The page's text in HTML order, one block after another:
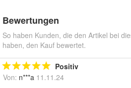
Bewertungen
So haben Kunden, die den Artikel bei
haben, den Kauf bewertet.
Positiv
Von: n***a 11.11.24